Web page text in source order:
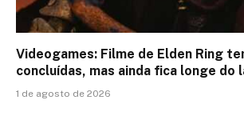
Videogames: Filme de Elden Ring
concluídas, mas ainda fica longe do
1 de agosto de 2026